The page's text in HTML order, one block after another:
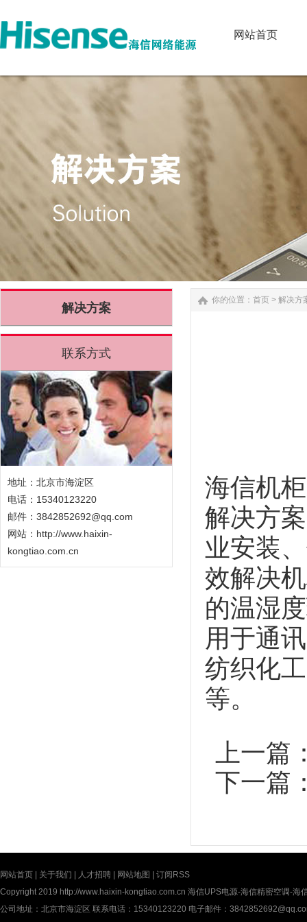
网站首页
解决方案
联系方式
地址：北京市海淀区
电话：15340123220
邮件：3842852692@qq.com
网站： http://www.haixin-
kongtiao.com.cn
你的位置： 首页 > 解决方
海信机
解决方
业安装
效解决
的温湿
用于通
纺织化
等。
上一篇
下一篇
网站首页 关于我们 人才招聘 网站地图
订阅RSS
Copyright 2019 http://www.haixin-kongtiao.com.cn 海信UPS电源-海信精密空调-海
公司地址：北京市海淀区 联系电话：15340123220 电子邮件：